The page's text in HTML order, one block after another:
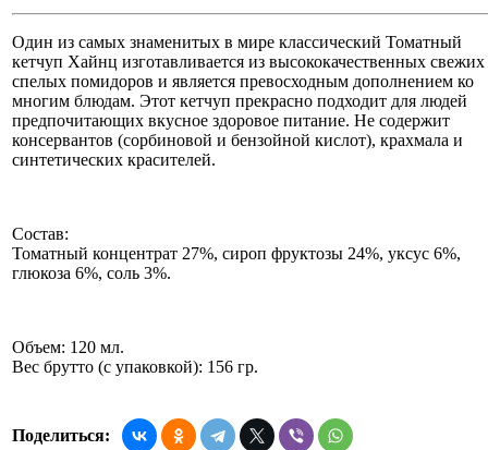
Один из самых знаменитых в мире классический Томатный
кетчуп Хайнц изготавливается из высококачественных свежих
спелых помидоров и является превосходным дополнением ко
многим блюдам. Этот кетчуп прекрасно подходит для людей
предпочитающих вкусное здоровое питание. Не содержит
консервантов (сорбиновой и бензойной кислот), крахмала и
синтетических красителей.
Состав:
Томатный концентрат 27%, сироп фруктозы 24%, уксус 6%,
глюкоза 6%, соль 3%.
Объем: 120 мл.
Вес брутто (с упаковкой): 156 гр.
Поделиться: